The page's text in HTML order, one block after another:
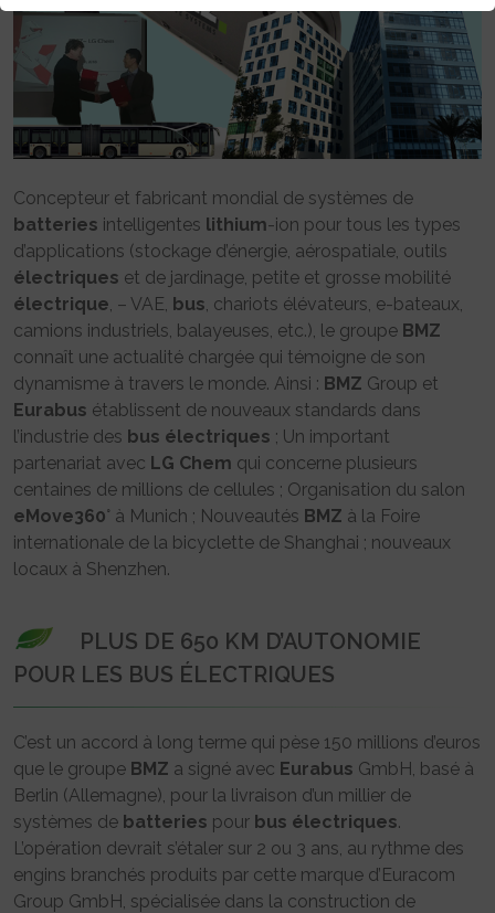
Concepteur et fabricant mondial de systèmes de
batteries intelligentes lithium-ion pour tous les types
d’applications (stockage d’énergie, aérospatiale, outils
électriques et de jardinage, petite et grosse mobilité
électrique , – VAE, bus , chariots élévateurs, e-bateaux,
camions industriels, balayeuses, etc.), le groupe BMZ
connaît une actualité chargée qui témoigne de son
dynamisme à travers le monde. Ainsi : BMZ Group et
Eurabus établissent de nouveaux standards dans
l’industrie des bus électriques ; Un important
partenariat avec LG Chem qui concerne plusieurs
centaines de millions de cellules ; Organisation du salon
eMove360° à Munich ; Nouveautés BMZ à la Foire
internationale de la bicyclette de Shanghai ; nouveaux
locaux à Shenzhen.
PLUS DE 650 KM D’AUTONOMIE
POUR LES BUS ÉLECTRIQUES
C’est un accord à long terme qui pèse 150 millions d’euros
que le groupe BMZ a signé avec Eurabus GmbH, basé à
Berlin (Allemagne), pour la livraison d’un millier de
systèmes de batteries pour bus électriques.
L’opération devrait s’étaler sur 2 ou 3 ans, au rythme des
engins branchés produits par cette marque d’Euracom
Group GmbH, spécialisée dans la construction de